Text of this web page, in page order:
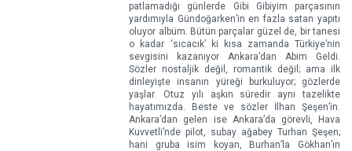
patlamadığı günlerde Gibi Gibiyim parçasının
yardımıyla Gündoğarken’in en fazla satan yapıtı
oluyor albüm. Bütün parçalar güzel de, bir tanesi
o kadar ‘sıcacık’ ki kısa zamanda Türkiye’nin
sevgisini kazanıyor Ankara’dan Abim Geldi.
Sözler nostaljik değil, romantik değil; ama ilk
dinleyişte insanın yüreği burkuluyor; gözlerde
yaşlar. Otuz yılı aşkın süredir aynı tazelikte
hayatımızda. Beste ve sözler İlhan Şeşen’in.
Ankara’dan gelen ise Ankara’da görevli, Hava
Kuvvetli’nde pilot, subay ağabey Turhan Şeşen;
hani gruba isim koyan, Burhan’la Gökhan’ın